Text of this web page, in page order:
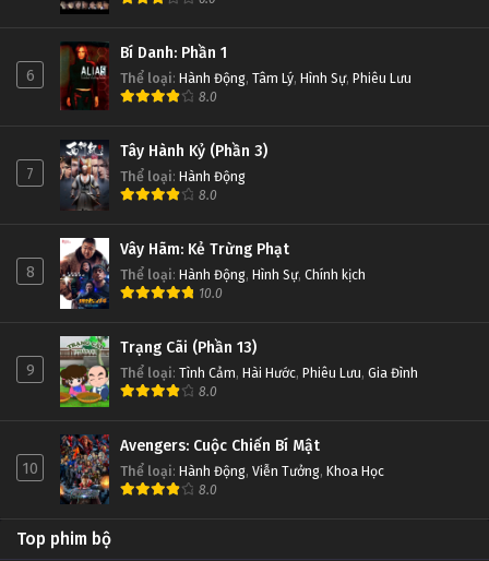
6
Bí Danh: Phần 1
Thể loại: Hành Động, Tâm Lý, Hình Sự, Phiêu Lưu
8.0
7
Tây Hành Kỷ (Phần 3)
Thể loại: Hành Động
8.0
8
Vây Hãm: Kẻ Trừng Phạt
Thể loại: Hành Động, Hình Sự, Chính kịch
10.0
9
Trạng Cãi (Phần 13)
Thể loại: Tình Cảm, Hài Hước, Phiêu Lưu, Gia Đình
8.0
10
Avengers: Cuộc Chiến Bí Mật
Thể loại: Hành Động, Viễn Tưởng, Khoa Học
8.0
Top phim bộ